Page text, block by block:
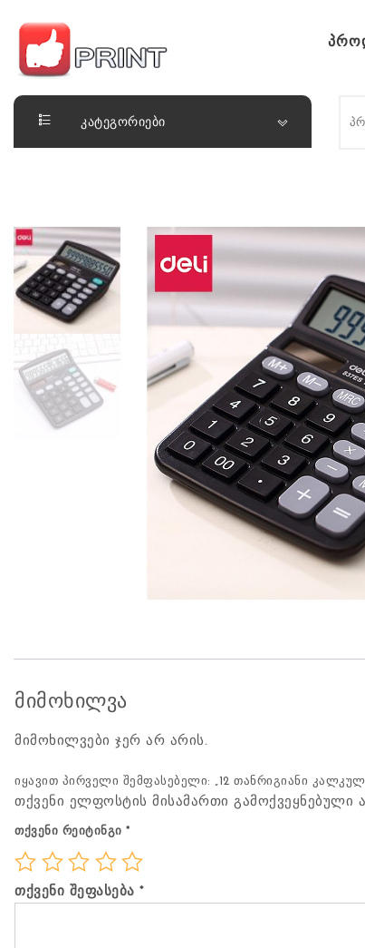
Skip to content
ლაიქ ფრინთ
კატეგორიები
მიმოხილვა
მიმოხილვები ჯერ არ არის.
იყავით პირველი შემფასებელი: „12 თანრიგიანი
თქვენი ელფოსტის მისამართი გამოქვეყნებული
თქვენი რეიტინგი *
თქვენი შეფასება *